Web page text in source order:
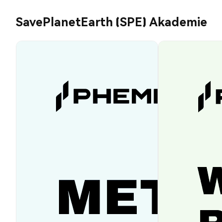
SavePlanetEarth (SPE) Akademie